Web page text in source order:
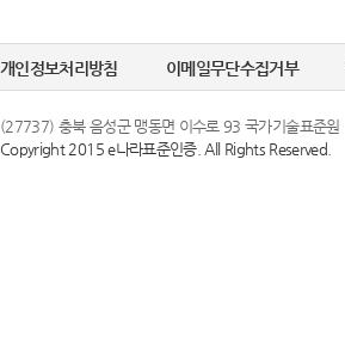
개인정보처리방침 이메일무단수집거부
(27737) 충북 음성군 맹동면 이수로 93 국가기술표준원
Copyright 2015 e나라표준인증. All Rights Reserved.